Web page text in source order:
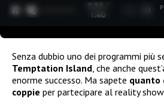
0:30 /
1:40
Senza dubbio uno dei programmi più
Temptation Island , che anche
enorme successo. Ma sapete quanto
coppie per partecipare al reality